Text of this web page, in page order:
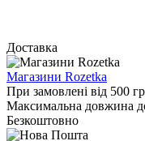
Доставка
Магазини Rozetka
При замовлені від 500
Максимальна довжина
Безкоштовно